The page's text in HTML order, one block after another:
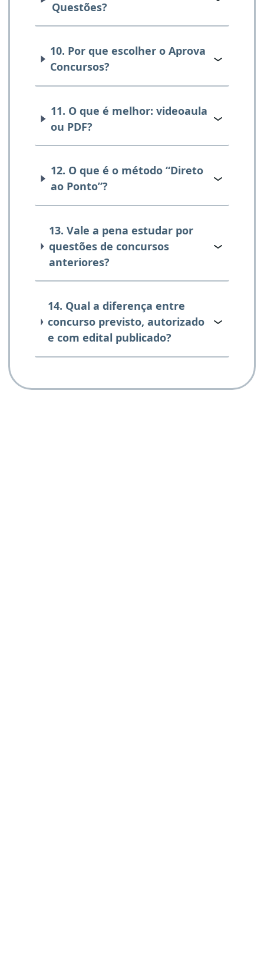
Questões?
10. Por que escolher o Aprova
Concursos?
11. O que é melhor: videoaula
ou PDF?
12. O que é o método “Direto
ao Ponto”?
13. Vale a pena estudar por
questões de concursos
anteriores?
14. Qual a diferença entre
concurso previsto, autorizado
e com edital publicado?